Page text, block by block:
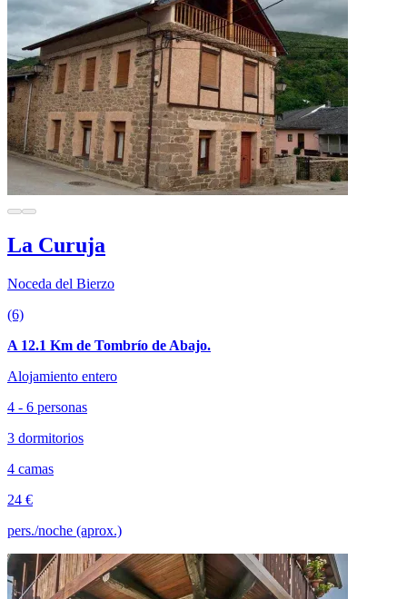
La Curuja
Noceda del Bierzo
(6)
A 12.1 Km de Tombrío de Abajo.
Alojamiento entero
4 - 6 personas
3 dormitorios
4 camas
24 €
pers./noche (aprox.)